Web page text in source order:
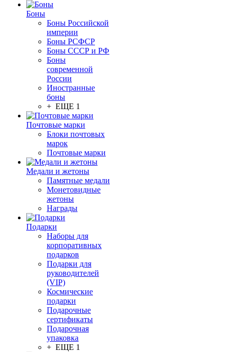
Боны
Боны Российской
империи
Боны РСФСР
Боны СССР и РФ
Боны
современной
России
Иностранные
боны
+ ЕЩЕ 1
Почтовые марки
Блоки почтовых
марок
Почтовые марки
Медали и жетоны
Памятные медали
Монетовидные
жетоны
Награды
Подарки
Наборы для
корпоративных
подарков
Подарки для
руководителей
(VIP)
Космические
подарки
Подарочные
сертификаты
Подарочная
упаковка
+ ЕЩЕ 1